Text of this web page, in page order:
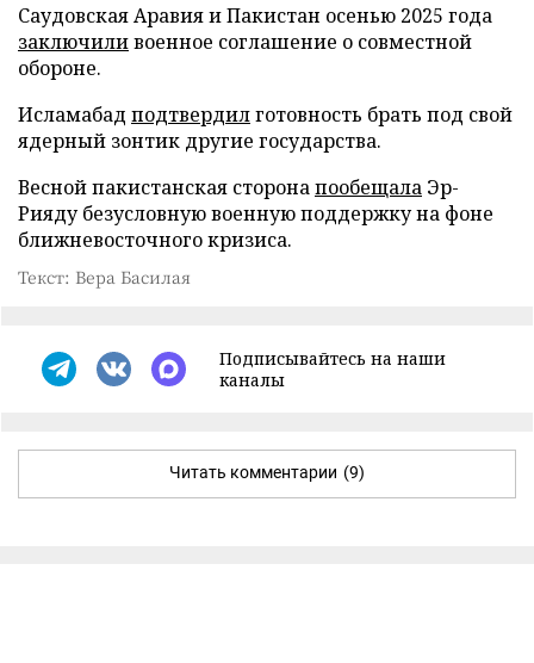
Саудовская Аравия и Пакистан осенью 2025 года
заключиливоенное соглашение о совместной
обороне.
Исламабад подтвердилготовность брать под свой
ядерный зонтик другие государства.
Весной пакистанская сторонапообещала Эр-
Рияду безусловную военную поддержку на фоне
ближневосточного кризиса.
Текст: Вера Басилая
Подписывайтесь на наши
каналы
Читать комментарии (9)